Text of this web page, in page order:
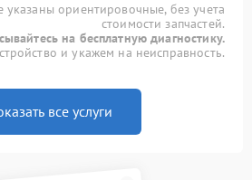
указаны ориентировочные, без учета
стоимости запчастей.
на бесплатную диагностику.
и укажем на неисправность.
все услуги